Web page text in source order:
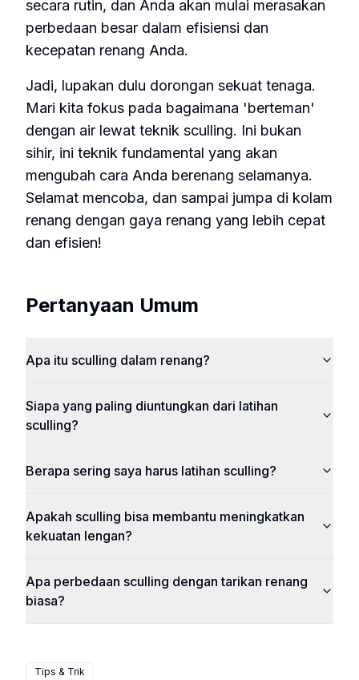
secara rutin, dan Anda akan mulai merasakan
perbedaan besar dalam efisiensi dan
kecepatan renang Anda.
Jadi, lupakan dulu dorongan sekuat tenaga.
Mari kita fokus pada bagaimana 'berteman'
dengan air lewat teknik sculling. Ini bukan
sihir, ini teknik fundamental yang akan
mengubah cara Anda berenang selamanya.
Selamat mencoba, dan sampai jumpa di kolam
renang dengan gaya renang yang lebih cepat
dan efisien!
Pertanyaan Umum
Apa itu sculling dalam renang?
Siapa yang paling diuntungkan dari latihan
sculling?
Berapa sering saya harus latihan sculling?
Apakah sculling bisa membantu meningkatkan
kekuatan lengan?
Apa perbedaan sculling dengan tarikan renang
biasa?
Tips & Trik